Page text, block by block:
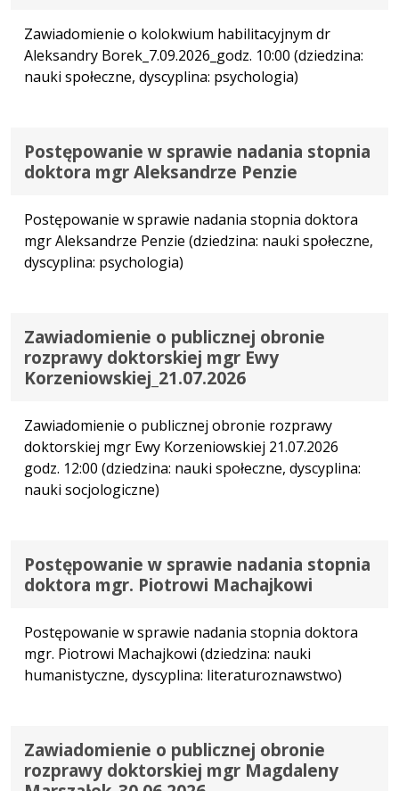
Zawiadomienie o kolokwium habilitacyjnym dr
Aleksandry Borek_7.09.2026_godz. 10:00 (dziedzina:
nauki społeczne, dyscyplina: psychologia)
Postępowanie w sprawie nadania stopnia
doktora mgr Aleksandrze Penzie
Postępowanie w sprawie nadania stopnia doktora
mgr Aleksandrze Penzie (dziedzina: nauki społeczne,
dyscyplina: psychologia)
Zawiadomienie o publicznej obronie
rozprawy doktorskiej mgr Ewy
Korzeniowskiej_21.07.2026
Zawiadomienie o publicznej obronie rozprawy
doktorskiej mgr Ewy Korzeniowskiej 21.07.2026
godz. 12:00 (dziedzina: nauki społeczne, dyscyplina:
nauki socjologiczne)
Postępowanie w sprawie nadania stopnia
doktora mgr. Piotrowi Machajkowi
Postępowanie w sprawie nadania stopnia doktora
mgr. Piotrowi Machajkowi (dziedzina: nauki
humanistyczne, dyscyplina: literaturoznawstwo)
Zawiadomienie o publicznej obronie
rozprawy doktorskiej mgr Magdaleny